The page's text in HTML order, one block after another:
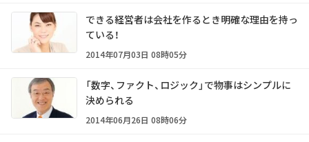
できる経営者は会社を作るとき明確な理由を持っ
ている！
2014年07月03日 08時05分
「数字、ファクト、ロジック」で物事はシンプルに
決められる
2014年06月26日 08時06分